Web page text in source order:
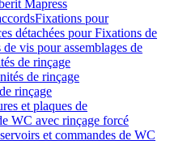
Mapress
Fixations pour
détachées pour Fixations de
de vis pour assemblages de
de rinçage
de rinçage
rinçage
et plaques de
WC avec rinçage forcé
et commandes de WC